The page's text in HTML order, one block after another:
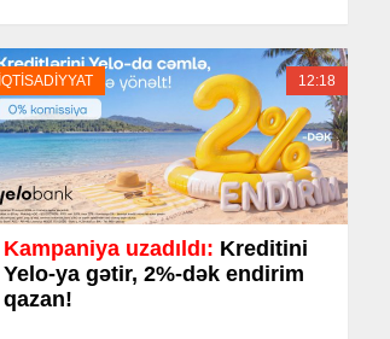
İQTİSADİYYAT 12:18
Kampaniya uzadıldı: Kreditini
Yelo-ya gətir, 2%-dək endirim
qazan!